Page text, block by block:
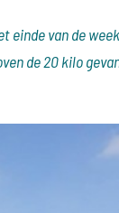
einde van de
de 20 kilo